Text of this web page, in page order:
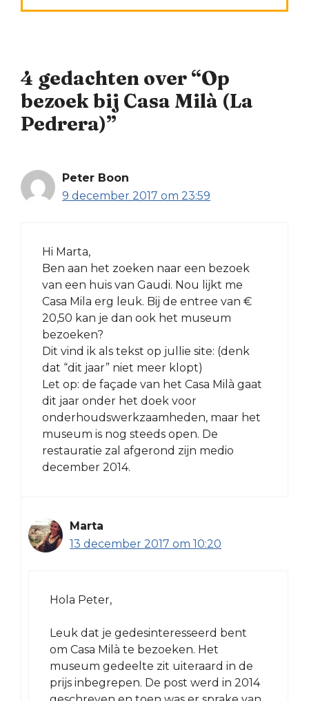
4 gedachten over “Op
bezoek bij Casa Milà (La
Pedrera)”
Peter Boon
9 december 2017 om 23:59
Hi Marta,
Ben aan het zoeken naar een bezoek
van een huis van Gaudi. Nou lijkt me
Casa Mila erg leuk. Bij de entree van €
20,50 kan je dan ook het museum
bezoeken?
Dit vind ik als tekst op jullie site: (denk
dat “dit jaar” niet meer klopt)
Let op: de façade van het Casa Milà gaat
dit jaar onder het doek voor
onderhoudswerkzaamheden, maar het
museum is nog steeds open. De
restauratie zal afgerond zijn medio
december 2014.
Marta
13 december 2017 om 10:20
Hola Peter,
Leuk dat je gedesinteresseerd bent
om Casa Milà te bezoeken. Het
museum gedeelte zit uiteraard in de
prijs inbegrepen. De post werd in 2014